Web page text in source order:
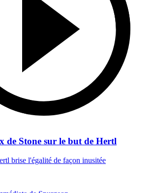
de Stone sur le but de Hertl
brise l'égalité de façon inusitée